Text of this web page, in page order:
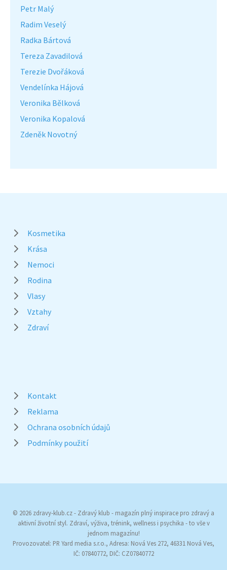
Petr Malý
Radim Veselý
Radka Bártová
Tereza Zavadilová
Terezie Dvořáková
Vendelínka Hájová
Veronika Bělková
Veronika Kopalová
Zdeněk Novotný
Kosmetika
Krása
Nemoci
Rodina
Vlasy
Vztahy
Zdraví
Kontakt
Reklama
Ochrana osobních údajů
Podmínky použití
© 2026 zdravy-klub.cz - Zdravý klub - magazín plný inspirace pro zdravý a
aktivní životní styl. Zdraví, výživa, trénink, wellness i psychika - to vše v
jednom magazínu!
Provozovatel: PR Yard media s.r.o., Adresa: Nová Ves 272, 46331 Nová Ves,
IČ: 07840772, DIČ: CZ07840772